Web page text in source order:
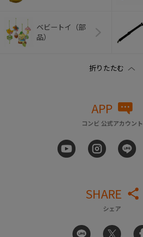
ベビートイ（部
品）
APP
コンビ 公式アカウント
SHARE
シェア